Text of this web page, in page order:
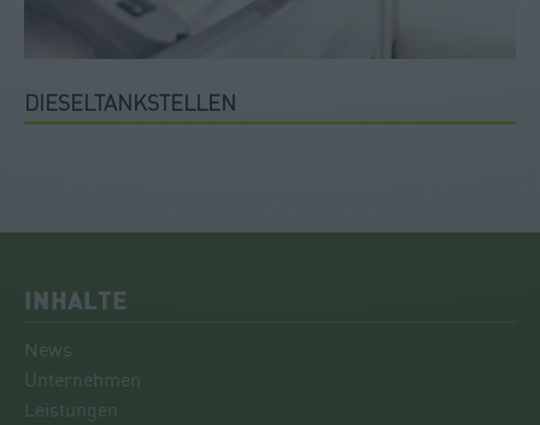
DIESELTANKSTELLEN
INHALTE
News
Unternehmen
Leistungen